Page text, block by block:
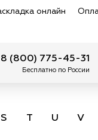
онлайн
8 (800) 775-45-31
Бесплатно по России
S T U V